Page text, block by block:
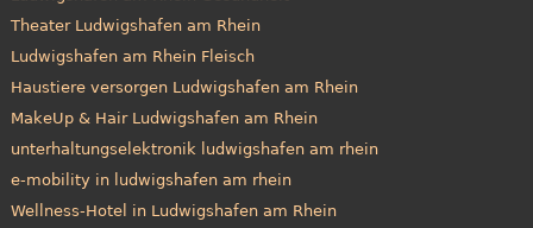
Theater Ludwigshafen am Rhein
Ludwigshafen am Rhein Fleisch
Haustiere versorgen Ludwigshafen am Rhein
MakeUp & Hair Ludwigshafen am Rhein
unterhaltungselektronik ludwigshafen am rhein
e-mobility in ludwigshafen am rhein
Wellness-Hotel in Ludwigshafen am Rhein